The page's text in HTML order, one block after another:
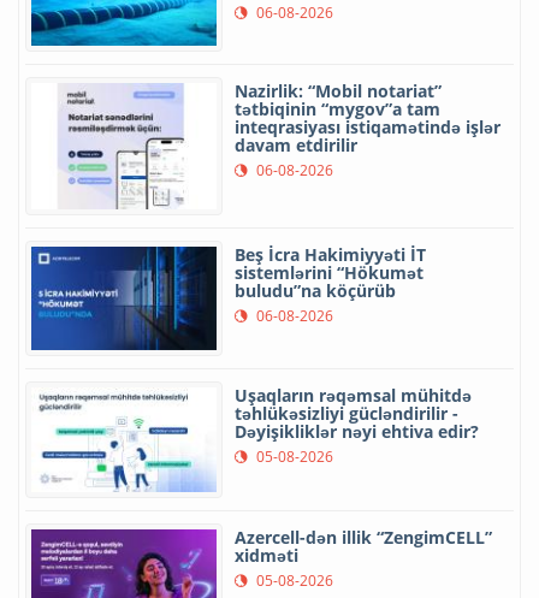
06-08-2026
Nazirlik: “Mobil notariat”
tətbiqinin “mygov”a tam
inteqrasiyası istiqamətində işlər
davam etdirilir
06-08-2026
Beş İcra Hakimiyyəti İT
sistemlərini “Hökumət
buludu”na köçürüb
06-08-2026
Uşaqların rəqəmsal mühitdə
təhlükəsizliyi gücləndirilir -
Dəyişikliklər nəyi ehtiva edir?
05-08-2026
Azercell-dən illik “ZengimCELL”
xidməti
05-08-2026